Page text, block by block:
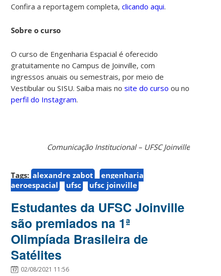
Confira a reportagem completa,clicando aqui.
Sobre o curso
O curso de Engenharia Espacial é oferecido
gratuitamente no Campus de Joinville, com
ingressos anuais ou semestrais, por meio de
Vestibular ou SISU. Saiba mais nosite do curso ou no
perfil do Instagram.
Comunicação Institucional – UFSC Joinville
Tags: alexandre zabot
engenharia
aeroespacial
ufsc ufsc joinville
Estudantes da UFSC Joinville
são premiados na 1ª
Olimpíada Brasileira de
Satélites
02/08/2021 11:56